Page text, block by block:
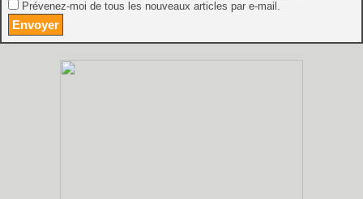
Prévenez-moi de tous les nouveaux articles par e-mail.